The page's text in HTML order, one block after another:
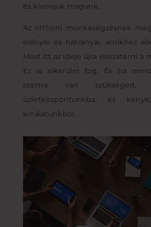
és kivonjuk magunk.
Az otthoni munkavégzésnek
előnyei és hátrányai, amikhez
Most itt az ideje újra visszatérni a
Ez is sikerülni fog. És ha
szettre van szükséged,
üzletközpontunkba, és
kínálatunkból.